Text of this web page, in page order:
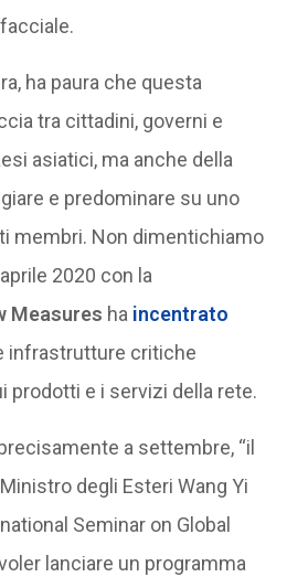
ha paura che questa
tra cittadini, governi e
asiatici, ma anche della
e predominare su uno
membri. Non dimentichiamo
2020 con la
Measures ha incentrato
infrastrutture critiche
prodotti e i servizi della rete.
a settembre, “il
degli Esteri Wang Yi
Seminar on Global
lanciare un programma